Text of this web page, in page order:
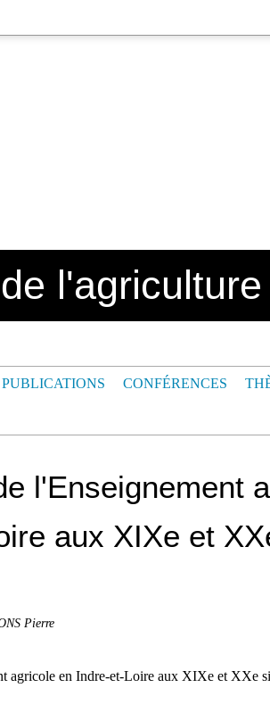
l'agriculture
PUBLICATIONS CONFÉRENCES
l'Enseignement
aux XIXe et
Pierre